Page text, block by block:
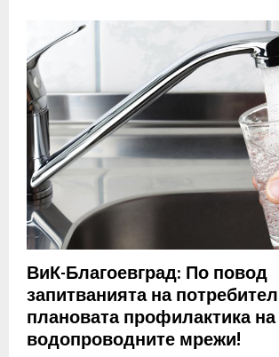
ВиК-Благоевград: По повод
запитванията на
плановата профилактика на
водопроводните мрежи!